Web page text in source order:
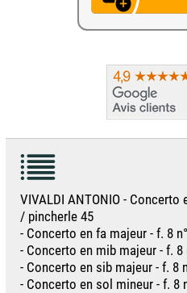
VIVALDI ANTONIO - Concerto
/ pincherle 45
- Concerto en fa majeur - f. 8
- Concerto en mib majeur - f.
- Concerto en sib majeur - f. 8
- Concerto en sol mineur - f. 8